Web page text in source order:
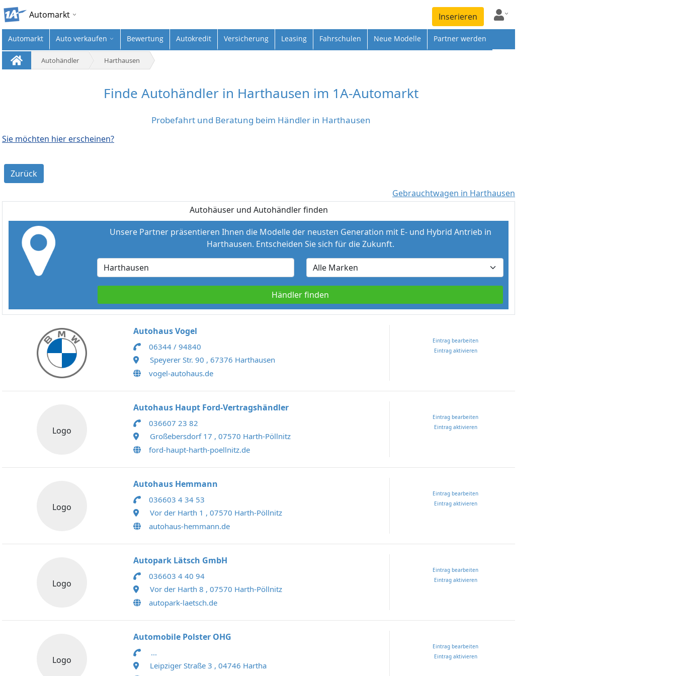
Automarkt Inserieren
Automarkt Auto verkaufen Bewertung Autokredit Versicherung Leasing Fahrschulen Neue Modelle Partner werden
Autohändler Harthausen
Finde Autohändler in Harthausen im 1A-Automarkt
Probefahrt und Beratung beim Händler in Harthausen
Sie möchten hier erscheinen?
Zurück
Gebrauchtwagen in Harthausen
Autohäuser und Autohändler finden
Unsere Partner präsentieren Ihnen die Modelle der neusten Generation mit E- und Hybrid Antrieb in
Harthausen. Entscheiden Sie sich für die Zukunft.
Händler finden
Autohaus Vogel
06344 / 94840
Speyerer Str. 90 , 67376 Harthausen
vogel-autohaus.de
Eintrag bearbeiten
Eintrag aktivieren
Logo
Autohaus Haupt Ford-Vertragshändler
036607 23 82
Großebersdorf 17 , 07570 Harth-Pöllnitz
ford-haupt-harth-poellnitz.de
Eintrag bearbeiten
Eintrag aktivieren
Logo
Autohaus Hemmann
036603 4 34 53
Vor der Harth 1 , 07570 Harth-Pöllnitz
autohaus-hemmann.de
Eintrag bearbeiten
Eintrag aktivieren
Logo
Autopark Lätsch GmbH
036603 4 40 94
Vor der Harth 8 , 07570 Harth-Pöllnitz
autopark-laetsch.de
Eintrag bearbeiten
Eintrag aktivieren
Logo
Automobile Polster OHG
...
Leipziger Straße 3 , 04746 Hartha
Eintrag bearbeiten
Eintrag aktivieren